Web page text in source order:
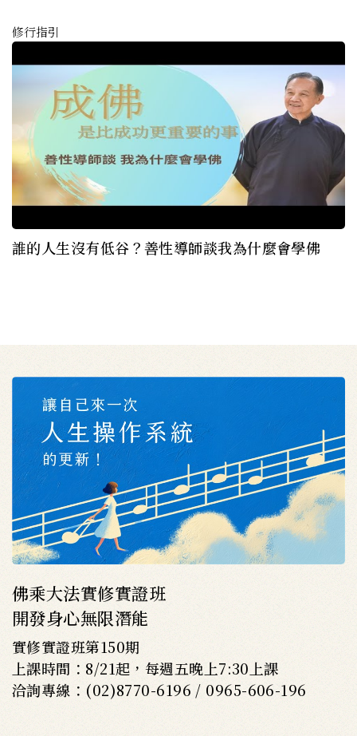
修行指引
誰的人生沒有低谷？善性導師談我為什麼會學佛
佛乘大法實修實證班
開發身心無限潛能
實修實證班第150期
上課時間：8/21起，每週五晚上7:30上課
洽詢專線：(02)8770-6196 / 0965-606-196